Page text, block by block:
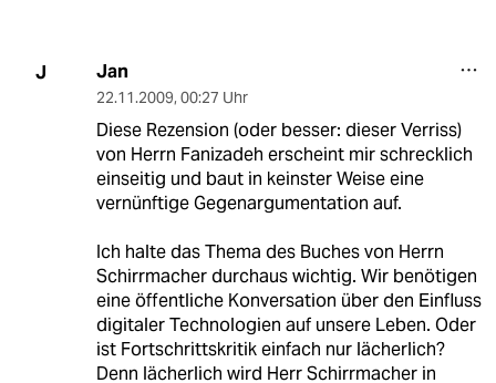
J Jan
22.11.2009, 00:27 Uhr
Diese Rezension (oder besser: dieser Verriss)
von Herrn Fanizadeh erscheint mir schrecklich
einseitig und baut in keinster Weise eine
vernünftige Gegenargumentation auf.
Ich halte das Thema des Buches von Herrn
Schirrmacher durchaus wichtig. Wir benötigen
eine öffentliche Konversation über den Einfluss
digitaler Technologien auf unsere Leben. Oder
ist Fortschrittskritik einfach nur lächerlich?
Denn lächerlich wird Herr Schirrmacher in